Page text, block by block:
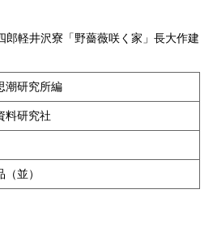
軽井沢寮「野薔薇咲く家」長大作建
潮研究所編
料研究社
（並）